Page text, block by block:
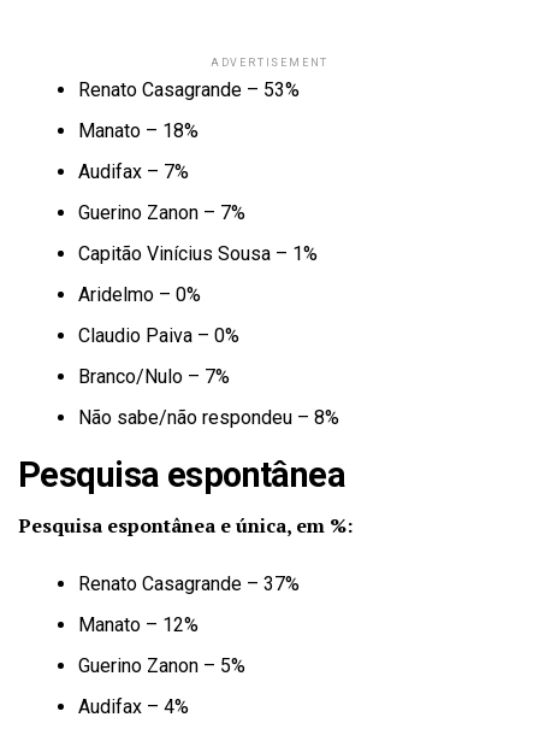
ADVERTISEMENT
Renato Casagrande – 53%
Manato – 18%
Audifax – 7%
Guerino Zanon – 7%
Capitão Vinícius Sousa – 1%
Aridelmo – 0%
Claudio Paiva – 0%
Branco/Nulo – 7%
Não sabe/não respondeu – 8%
Pesquisa espontânea
Pesquisa espontânea e única, em %:
Renato Casagrande – 37%
Manato – 12%
Guerino Zanon – 5%
Audifax – 4%